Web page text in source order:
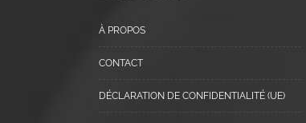
À PROPOS
CONTACT
DÉCLARATION DE CONFIDENTIALITÉ (UE)